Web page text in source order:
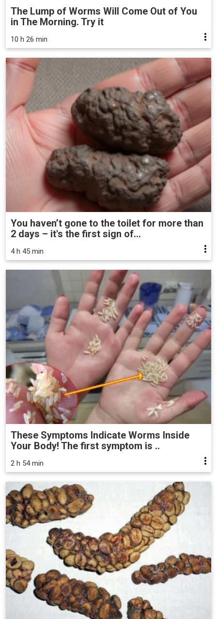
The Lump of Worms Will Come Out of You
in The Morning. Try it
10 h 26 min
You haven’t gone to the toilet for more than
2 days – it's the first sign of...
4 h 45 min
These Symptoms Indicate Worms Inside
Your Body! The first symptom is ..
2 h 54 min